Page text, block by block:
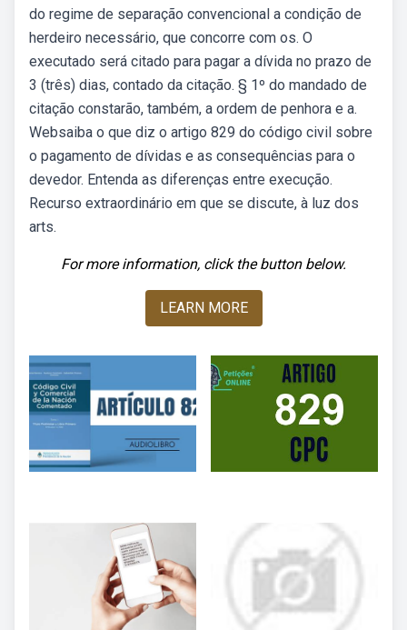
do regime de separação convencional a condição de
herdeiro necessário, que concorre com os. O
executado será citado para pagar a dívida no prazo de
3 (três) dias, contado da citação. § 1º do mandado de
citação constarão, também, a ordem de penhora e a.
Websaiba o que diz o artigo 829 do código civil sobre
o pagamento de dívidas e as consequências para o
devedor. Entenda as diferenças entre execução.
Recurso extraordinário em que se discute, à luz dos
arts.
For more information, click the button below.
LEARN MORE